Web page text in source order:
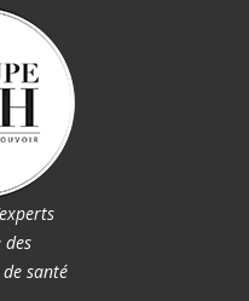
des
santé